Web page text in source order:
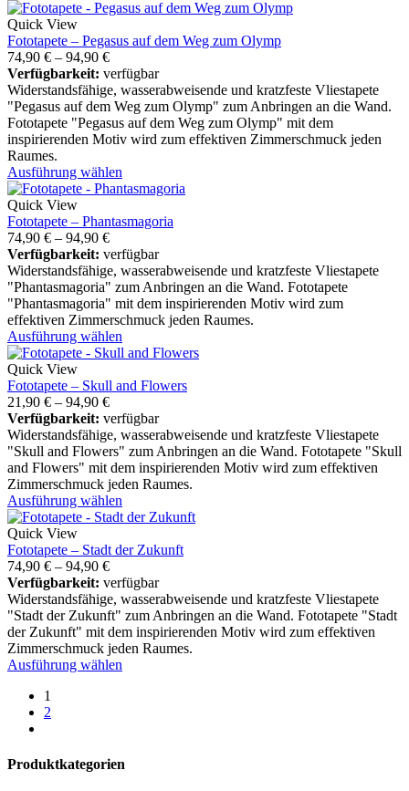
Quick View
Fototapete – Pegasus auf dem Weg zum Olymp
74,90 € – 94,90 €
Verfügbarkeit: verfügbar
Widerstandsfähige, wasserabweisende und kratzfeste Vliestapete
"Pegasus auf dem Weg zum Olymp" zum Anbringen an die Wand.
Fototapete "Pegasus auf dem Weg zum Olymp" mit dem
inspirierenden Motiv wird zum effektiven Zimmerschmuck jeden
Raumes.
Ausführung wählen
Quick View
Fototapete – Phantasmagoria
74,90 € – 94,90 €
Verfügbarkeit: verfügbar
Widerstandsfähige, wasserabweisende und kratzfeste Vliestapete
"Phantasmagoria" zum Anbringen an die Wand. Fototapete
"Phantasmagoria" mit dem inspirierenden Motiv wird zum
effektiven Zimmerschmuck jeden Raumes.
Ausführung wählen
Quick View
Fototapete – Skull and Flowers
21,90 € – 94,90 €
Verfügbarkeit: verfügbar
Widerstandsfähige, wasserabweisende und kratzfeste Vliestapete
"Skull and Flowers" zum Anbringen an die Wand. Fototapete "Skull
and Flowers" mit dem inspirierenden Motiv wird zum effektiven
Zimmerschmuck jeden Raumes.
Ausführung wählen
Quick View
Fototapete – Stadt der Zukunft
74,90 € – 94,90 €
Verfügbarkeit: verfügbar
Widerstandsfähige, wasserabweisende und kratzfeste Vliestapete
"Stadt der Zukunft" zum Anbringen an die Wand. Fototapete "Stadt
der Zukunft" mit dem inspirierenden Motiv wird zum effektiven
Zimmerschmuck jeden Raumes.
Ausführung wählen
1
2
Produktkategorien